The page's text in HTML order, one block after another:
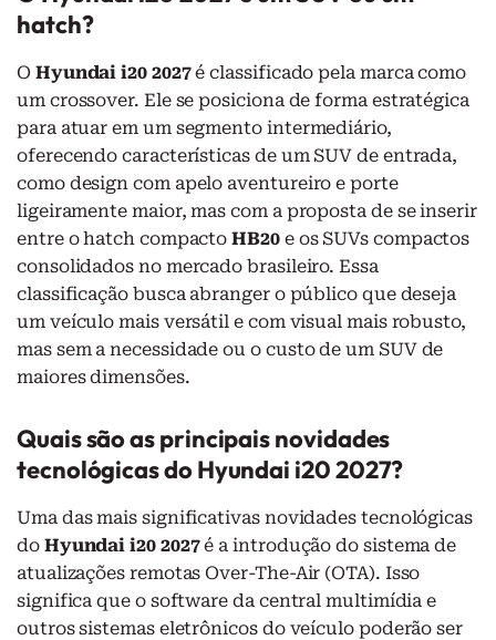
hatch?
O Hyundai i20 2027é classificado pela marca como
um crossover. Ele se posiciona de forma estratégica
para atuar em um segmento intermediário,
oferecendo características de um SUV de entrada,
como design com apelo aventureiro e porte
ligeiramente maior, mas com a proposta de se inserir
entre o hatch compactoHB20e os SUVs compactos
consolidados no mercado brasileiro. Essa
classificação busca abranger o público que deseja
um veículo mais versátil e com visual mais robusto,
mas sem a necessidade ou o custo de um SUV de
maiores dimensões.
Quais são as principais novidades
tecnológicas do Hyundai i20 2027?
Uma das mais significativas novidades tecnológicas
do Hyundai i20 2027é a introdução do sistema de
atualizações remotas Over-The-Air (OTA). Isso
significa que o software da central multimídia e
outros sistemas eletrônicos do veículo poderão ser